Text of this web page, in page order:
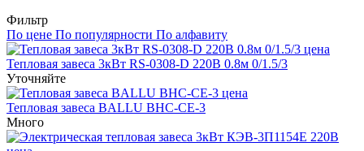
Фильтр
По цене По популярности По алфавиту
Тепловая завеса 3кВт RS-0308-D 220В 0.8м 0/1.5/3
Уточняйте
Тепловая завеса BALLU BHC-CE-3
Много